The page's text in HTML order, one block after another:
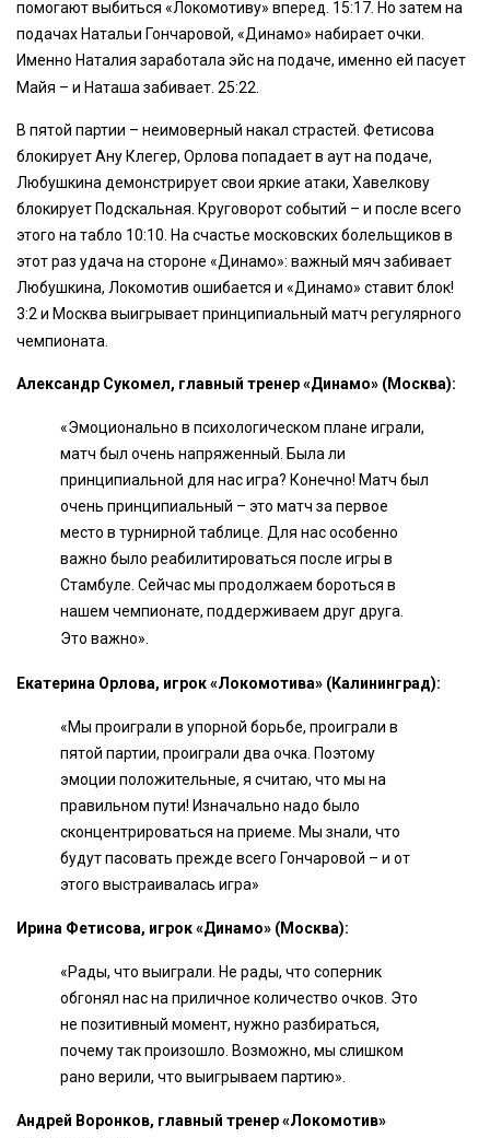
помогают выбиться «Локомотиву» вперед. 15:17. Но затем на
подачах Натальи Гончаровой, «Динамо» набирает очки.
Именно Наталия заработала эйс на подаче, именно ей пасует
Майя – и Наташа забивает. 25:22.
В пятой партии – неимоверный накал страстей. Фетисова
блокирует Ану Клегер, Орлова попадает в аут на подаче,
Любушкина демонстрирует свои яркие атаки, Хавелкову
блокирует Подскальная. Круговорот событий – и после всего
этого на табло 10:10. На счастье московских болельщиков в
этот раз удача на стороне «Динамо»: важный мяч забивает
Любушкина, Локомотив ошибается и «Динамо» ставит блок!
3:2 и Москва выигрывает принципиальный матч регулярного
чемпионата.
Александр Сукомел, главный тренер «Динамо» (Москва):
«Эмоционально в психологическом плане играли,
матч был очень напряженный. Была ли
принципиальной для нас игра? Конечно! Матч был
очень принципиальный – это матч за первое
место в турнирной таблице. Для нас особенно
важно было реабилитироваться после игры в
Стамбуле. Сейчас мы продолжаем бороться в
нашем чемпионате, поддерживаем друг друга.
Это важно».
Екатерина Орлова, игрок «Локомотива» (Калининград):
«Мы проиграли в упорной борьбе, проиграли в
пятой партии, проиграли два очка. Поэтому
эмоции положительные, я считаю, что мы на
правильном пути! Изначально надо было
сконцентрироваться на приеме. Мы знали, что
будут пасовать прежде всего Гончаровой – и от
этого выстраивалась игра»
Ирина Фетисова, игрок «Динамо» (Москва):
«Рады, что выиграли. Не рады, что соперник
обгонял нас на приличное количество очков. Это
не позитивный момент, нужно разбираться,
почему так произошло. Возможно, мы слишком
рано верили, что выигрываем партию».
Андрей Воронков, главный тренер «Локомотив»